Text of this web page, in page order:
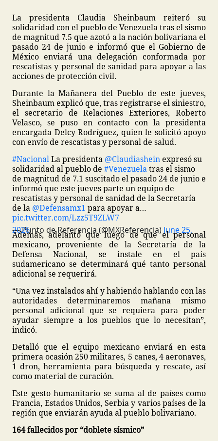
La presidenta Claudia Sheinbaum reiteró su
solidaridad con el pueblo de Venezuela tras el sismo
de magnitud 7.5 que azotó a la nación bolivariana el
pasado 24 de junio e informó que el Gobierno de
México enviará una delegación conformada por
rescatistas y personal de sanidad para apoyar a las
acciones de protección civil.
Durante la Mañanera del Pueblo de este jueves,
Sheinbaum explicó que, tras registrarse el siniestro,
el secretario de Relaciones Exteriores, Roberto
Velasco, se puso en contacto con la presidenta
encargada Delcy Rodríguez, quien le solicitó apoyo
con envío de rescatistas y personal de salud.
#NacionalLa presidenta @Claudiashein expresó su
solidaridad al pueblo de #Venezuelatras el sismo
de magnitud de 7.1 suscitado el pasado 24 de junio e
informó que este jueves parte un equipo de
rescatistas y personal de sanidad de la Secretaría
de la @Defensamx1 para apoyar a…
pic.twitter.com/Lzz5T9ZLW7
— Punto de Referencia (@MXReferencia)
June 25, 2026
Además, adelantó que luego de que el personal
mexicano, proveniente de la Secretaría de la
Defensa Nacional, se instale en el país
sudamericano se determinará qué tanto personal
adicional se requerirá.
“Una vez instalados ahí y habiendo hablando con las
autoridades determinaremos mañana mismo
personal adicional que se requiera para poder
ayudar siempre a los pueblos que lo necesitan”,
indicó.
Detalló que el equipo mexicano enviará en esta
primera ocasión 250 militares, 5 canes, 4 aeronaves,
1 dron, herramienta para búsqueda y rescate, así
como material de curación.
Este gesto humanitario se suma al de países como
Francia, Estados Unidos, Serbia y varios países de la
región que enviarán ayuda al pueblo bolivariano.
164 fallecidos por “doblete sísmico”